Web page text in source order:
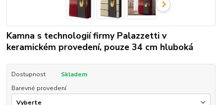
Kamna s technologií firmy Palazzetti v
keramickém provedení, pouze 34 cm hluboká
Dostupnost
Skladem
Barevné provedení